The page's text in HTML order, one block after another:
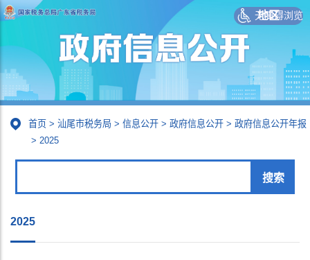
地区
无障碍浏览
首页 > 汕尾市税务局 > 信息公开 > 政府信息公开 > 政府信息公开年报
> 2025
2025